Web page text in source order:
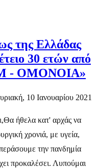
της Ελλάδας
30 ετών από
- ΟΜΟΝΟΙΑ»
10 Ιανουαρίου 2021
ήθελα κατ' αρχάς να
χρονιά, με υγεία,
την πανδημία
προκαλέσει. Λυπούμαι